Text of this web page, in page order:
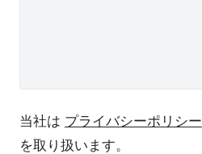
当社は プライバシーポリシー
を取り扱います。